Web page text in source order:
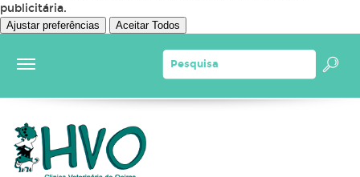
publicitária.
Ajustar preferências Aceitar Todos